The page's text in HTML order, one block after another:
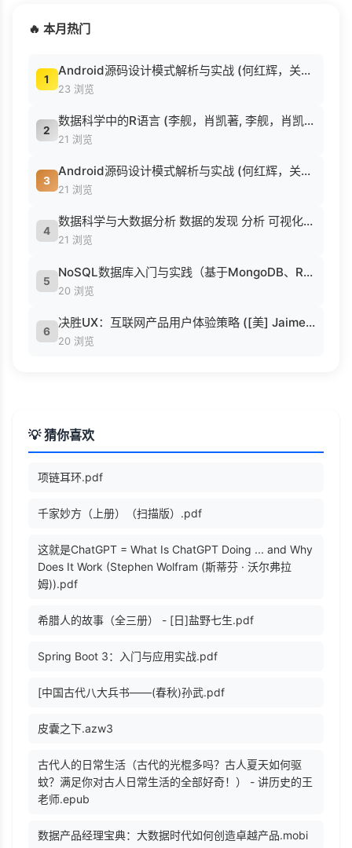
🔥 本月热门
1
Android源码设计模式解析与实战 (何红辉，关爱民著, 何红辉, 关爱民著, 何红辉, 关爱民).pdf
23 浏览
2
数据科学中的R语言 (李舰，肖凯著, 李舰，肖凯著；吴喜之审校, Pdg2Pic).pdf
21 浏览
3
Android源码设计模式解析与实战 (何红辉，关爱民著, 何红辉, 关爱民著, 何红辉, 关爱民).pdf
21 浏览
4
数据科学与大数据分析 数据的发现 分析 可视化与表示 ( etc.).epub
21 浏览
5
NoSQL数据库入门与实践（基于MongoDB、Redis） (刘瑜 刘胜松).pdf
20 浏览
6
决胜UX：互联网产品用户体验策略 ([美] Jaime Levy [[美] Jaime Levy]).epub
20 浏览
💡 猜你喜欢
项链耳环.pdf
千家妙方（上册）（扫描版）.pdf
这就是ChatGPT = What Is ChatGPT Doing ... and Why
Does It Work (Stephen Wolfram (斯蒂芬 · 沃尔弗拉
姆)).pdf
希腊人的故事（全三册） - [日]盐野七生.pdf
Spring Boot 3：入门与应用实战.pdf
[中国古代八大兵书——(春秋)孙武.pdf
皮囊之下.azw3
古代人的日常生活（古代的光棍多吗？古人夏天如何驱
蚊？满足你对古人日常生活的全部好奇！） - 讲历史的王
老师.epub
数据产品经理宝典：大数据时代如何创造卓越产品.mobi